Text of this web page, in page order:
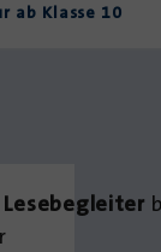
ab Klasse 10
Lesebegleiter